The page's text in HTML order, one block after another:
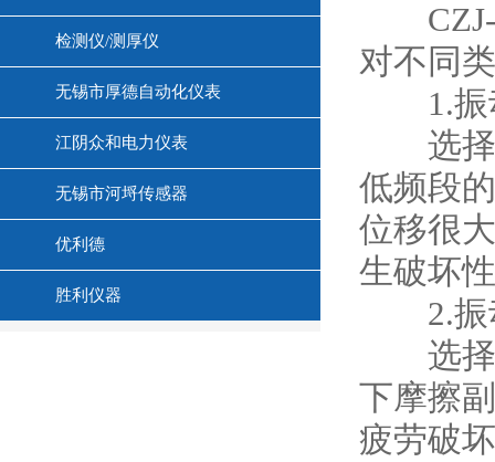
检测仪/测厚仪
无锡市厚德自动化仪表
江阴众和电力仪表
无锡市河埒传感器
优利德
胜利仪器
CZJ-
对不同
1.振
选择使
低频段
位移很
生破坏
2.振
选择使
下摩擦
疲劳破